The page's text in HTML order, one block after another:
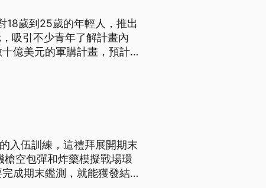
18歲到25歲的年輕人，推出
吸引不少青年了解計畫內
億美元的軍購計畫，預計購
入伍訓練，這禮拜展開期末
空包彈和炸藥模擬戰場環
成期末鑑測，就能獲發結訓